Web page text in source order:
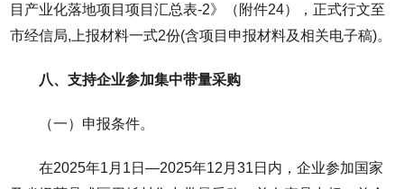
目产业化落地项目项目汇总表-2》（附件24），正式行文至
市经信局,上报材料一式2份(含项目申报材料及相关电子稿)。
八、支持企业参加集中带量采购
（一）申报条件。
在2025年1月1日—2025年12月31日内，企业参加国家